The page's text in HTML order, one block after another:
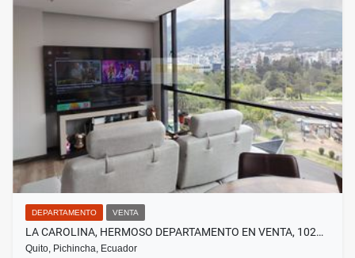
DEPARTAMENTO VENTA
LA CAROLINA, HERMOSO DEPARTAMENTO EN VENTA, 102…
Quito, Pichincha, Ecuador